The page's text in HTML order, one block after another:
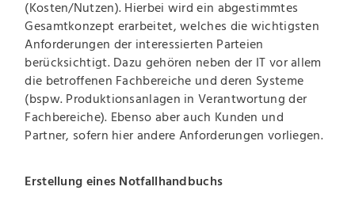
(Kosten/Nutzen). Hierbei wird ein abgestimmtes
Gesamtkonzept erarbeitet, welches die wichtigsten
Anforderungen der interessierten Parteien
berücksichtigt. Dazu gehören neben der IT vor allem
die betroffenen Fachbereiche und deren Systeme
(bspw. Produktionsanlagen in Verantwortung der
Fachbereiche). Ebenso aber auch Kunden und
Partner, sofern hier andere Anforderungen vorliegen.
Erstellung eines Notfallhandbuchs